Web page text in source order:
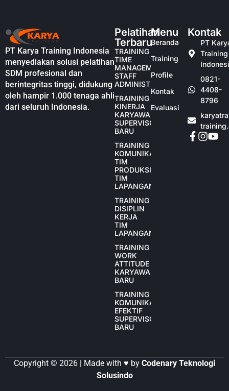
PT Karya Training Indonesia
menyediakan solusi pelatihan
SDM profesional dan
berintegritas tinggi, didukung
oleh hampir 1.000 tenaga ahli
dari seluruh Indonesia.
Pelatihan
Terbaru
TRAINING
TIME
MANAGEMENT
STAFF
ADMINISTRASI
TRAINING
KINERJA
KARYAWAN
SUPERVISOR
BARU
TRAINING
KOMUNIKASI
TIM
PRODUKSI
TIM
LAPANGAN
TRAINING
DISIPLIN
KERJA
TIM
LAPANGAN
TRAINING
WORK
ATTITUDE
KARYAWAN
BARU
TRAINING
KOMUNIKASI
EFEKTIF
SUPERVISOR
BARU
Menu
Beranda
Training
Profile
Kontak
Evaluasi
Kontak
PT
Training
0821-
4408-
8796
Copyright © 2026 | Made with ♥ by Codenary Teknologi
Solusindo